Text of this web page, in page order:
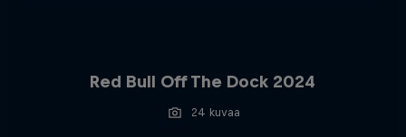
Red Bull Off The Dock 2024
24 kuvaa